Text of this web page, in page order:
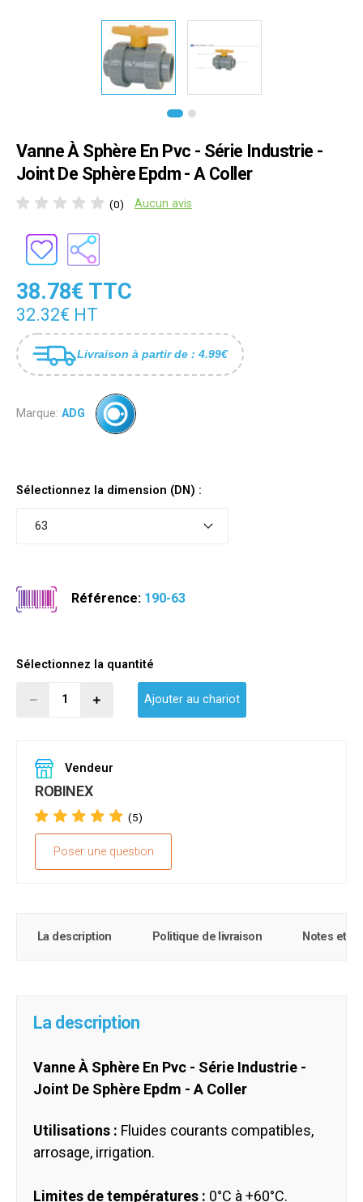
Vanne À Sphère En Pvc - Série Industrie -
Joint De Sphère Epdm - A Coller
(0) Aucun avis
38.78€ TTC
32.32€ HT
Livraison à partir de : 4.99€
Marque: ADG
Sélectionnez la dimension (DN) :
63
Référence: 190-63
Sélectionnez la quantité
Ajouter au chariot
Vendeur
ROBINEX
(5)
Poser une question
La description Politique de livraison Notes et
La description
Vanne À Sphère En Pvc - Série Industrie -
Joint De Sphère Epdm - A Coller
Utilisations : Fluides courants compatibles,
arrosage, irrigation.
Limites de températures : 0°C à +60°C.